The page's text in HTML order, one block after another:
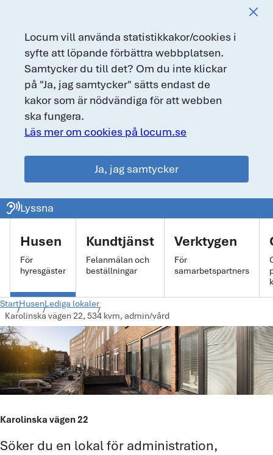
Locum vill använda statistikkakor/cookies i
syfte att löpande förbättra webbplatsen.
Samtycker du till det? Om du inte klickar
på "Ja, jag samtycker" sätts endast de
kakor som är nödvändiga för att webben
ska fungera.
Läs mer om cookies på locum.se
Ja, jag samtycker
locum.se
ear_soundLyssna
Husen
För
hyresgäster
Kundtjänst
Felanmälan och
beställningar
Verktygen
För
samarbetspartners
StartHusenLediga lokaler
Karolinska vägen 22, 534 kvm, admin/vård
Karolinska vägen 22
Söker du en lokal för administration,